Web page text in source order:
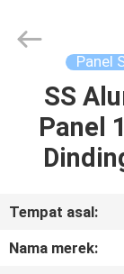
RUMAH
PRODUK
TENTANG
KAMI
Material
Panel
SS
Panel
Tempat asal:
Nama merek: